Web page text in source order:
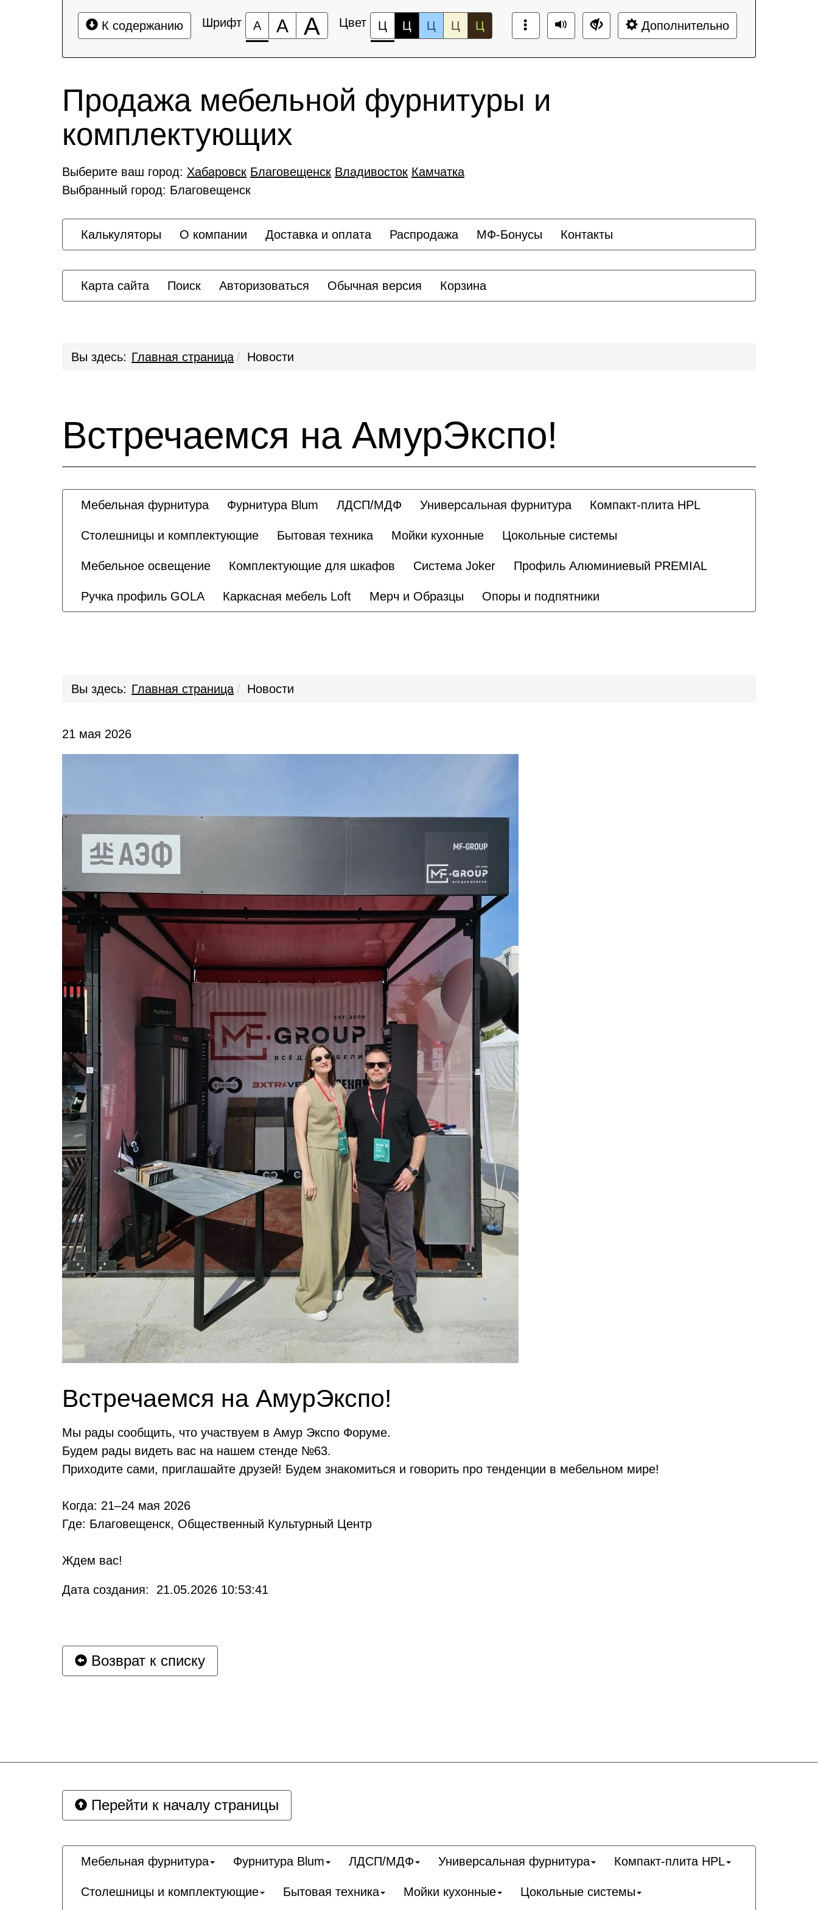
К содержанию Шрифт А А А Цвет Ц Ц Ц Ц Ц Дополнительно
Продажа мебельной фурнитуры и
комплектующиx
Выберите ваш город: Хабаровск Благовещенск Владивосток Камчатка
Выбранный город: Благовещенск
Калькуляторы О компании Доставка и оплата Распродажа МФ-Бонусы Контакты
Карта сайта Поиск Авторизоваться Обычная версия Корзина
Вы здесь: Главная страница Новости
Встречаемся на АмурЭкспо!
Мебельная фурнитура Фурнитура Blum ЛДСП/МДФ Универсальная фурнитура Компакт-плита HPL
Столешницы и комплектующие Бытовая техника Мойки кухонные Цокольные системы
Мебельное освещение Комплектующие для шкафов Система Joker Профиль Алюминиевый PREMIAL
Ручка профиль GOLA Каркасная мебель Loft Мерч и Образцы Опоры и подпятники
Вы здесь: Главная страница Новости
21 мая 2026
Встречаемся на АмурЭкспо!
Мы рады сообщить, что участвуем в Амур Экспо Форуме.
Будем рады видеть вас на нашем стенде №63.
Приходите сами, приглашайте друзей! Будем знакомиться и говорить про тенденции в мебельном мире!
Когда: 21–24 мая 2026
Где: Благовещенск, Общественный Культурный Центр
Ждем вас!
Дата создания: 21.05.2026 10:53:41
Возврат к списку
Перейти к началу страницы
Мебельная фурнитура Фурнитура Blum ЛДСП/МДФ Универсальная фурнитура Компакт-плита HPL
Столешницы и комплектующие Бытовая техника Мойки кухонные Цокольные системы